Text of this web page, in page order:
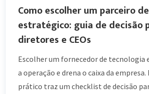
Como escolher um parceiro
estratégico: guia de decisão
diretores e CEOs
Escolher um fornecedor de tecnologia
a operação e drena o caixa da empresa.
prático traz um checklist de decisão